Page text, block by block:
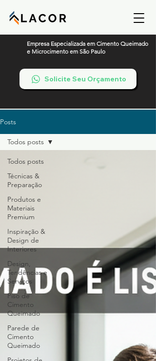
Empresa Especializada em Cimento Queimado
e Microcimento em São Paulo
Solicite Seu Orçamento
Posts
Todos posts
Técnicas &
Preparação
Produtos e
Materiais
Premium
Inspiração &
Design de
Interiores
Design,
Tendências e
Serviços
Piso de
Cimento
Queimado
Parede de
Cimento
Queimado
Todos posts